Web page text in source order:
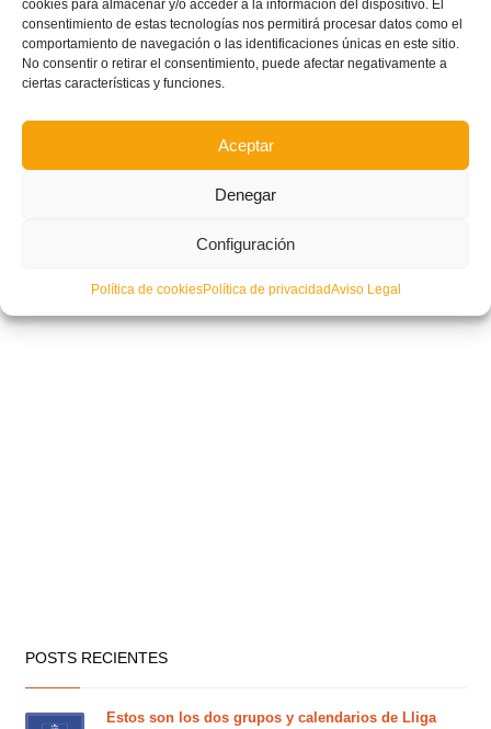
cookies para almacenar y/o acceder a la información del dispositivo. El
consentimiento de estas tecnologías nos permitirá procesar datos como el
comportamiento de navegación o las identificaciones únicas en este sitio.
No consentir o retirar el consentimiento, puede afectar negativamente a
ciertas características y funciones.
Aceptar
Denegar
Configuración
Política de cookiesPolítica de privacidadAviso Legal
POSTS RECIENTES
Estos son los dos grupos y calendarios de Lliga